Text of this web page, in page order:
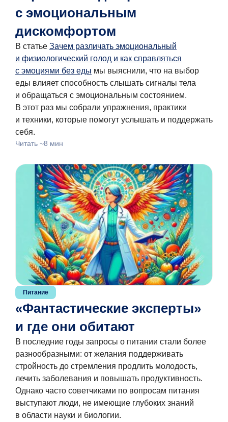
с эмоциональным
дискомфортом
В статье Зачем различать эмоциональный
и физиологический голод и как справляться
с эмоциями без еды мы выяснили, что на выбор
еды влияет способность слышать сигналы тела
и обращаться с эмоциональным состоянием.
В этот раз мы собрали упражнения, практики
и техники, которые помогут услышать и поддержать
себя.
Читать ~8 мин
Питание
«Фантастические эксперты»
и где они обитают
В последние годы запросы о питании стали более
разнообразными: от желания поддерживать
стройность до стремления продлить молодость,
лечить заболевания и повышать продуктивность.
Однако часто советчиками по вопросам питания
выступают люди, не имеющие глубоких знаний
в области науки и биологии.